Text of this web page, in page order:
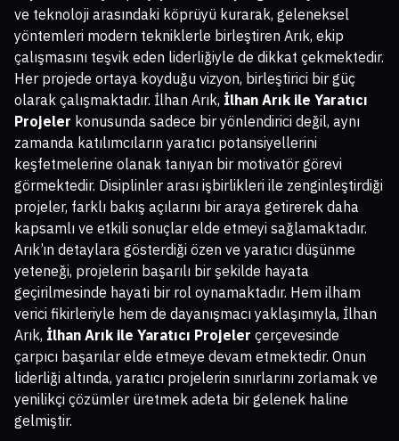
ve teknoloji arasındaki köprüyü kurarak, geleneksel
yöntemleri modern tekniklerle birleştiren Arık, ekip
çalışmasını teşvik eden liderliğiyle de dikkat çekmektedir.
Her projede ortaya koyduğu vizyon, birleştirici bir güç
olarak çalışmaktadır. İlhan Arık, İlhan Arık ile Yaratıcı
Projeler konusunda sadece bir yönlendirici değil, aynı
zamanda katılımcıların yaratıcı potansiyellerini
keşfetmelerine olanak tanıyan bir motivatör görevi
görmektedir. Disiplinler arası işbirlikleri ile zenginleştirdiği
projeler, farklı bakış açılarını bir araya getirerek daha
kapsamlı ve etkili sonuçlar elde etmeyi sağlamaktadır.
Arık’ın detaylara gösterdiği özen ve yaratıcı düşünme
yeteneği, projelerin başarılı bir şekilde hayata
geçirilmesinde hayati bir rol oynamaktadır. Hem ilham
verici fikirleriyle hem de dayanışmacı yaklaşımıyla, İlhan
Arık, İlhan Arık ile Yaratıcı Projeler çerçevesinde
çarpıcı başarılar elde etmeye devam etmektedir. Onun
liderliği altında, yaratıcı projelerin sınırlarını zorlamak ve
yenilikçi çözümler üretmek adeta bir gelenek haline
gelmiştir.